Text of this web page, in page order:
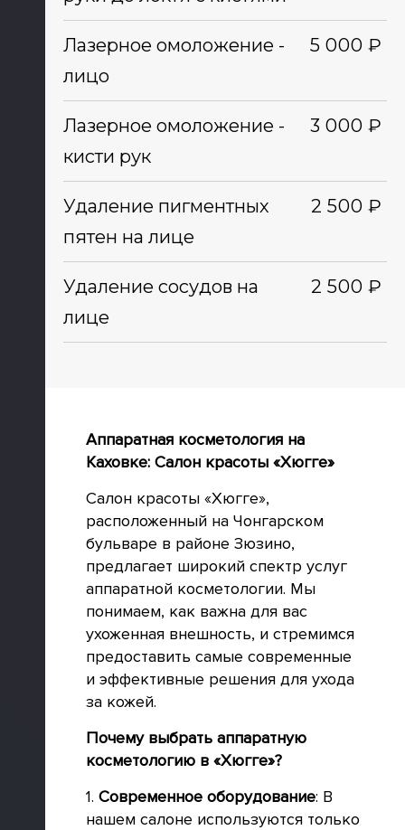
Лазерное омоложение -
лицо
5 000 ₽
Лазерное омоложение -
кисти рук
3 000 ₽
Удаление пигментных
пятен на лице
2 500 ₽
Удаление сосудов на
лице
2 500 ₽
Аппаратная косметология на
Каховке: Салон красоты «Хюгге»
Салон красоты «Хюгге»,
расположенный на Чонгарском
бульваре в районе Зюзино,
предлагает широкий спектр услуг
аппаратной косметологии. Мы
понимаем, как важна для вас
ухоженная внешность, и стремимся
предоставить самые современные
и эффективные решения для ухода
за кожей.
Почему выбрать аппаратную
косметологию в «Хюгге»?
1. Современное оборудование: В
нашем салоне используются только